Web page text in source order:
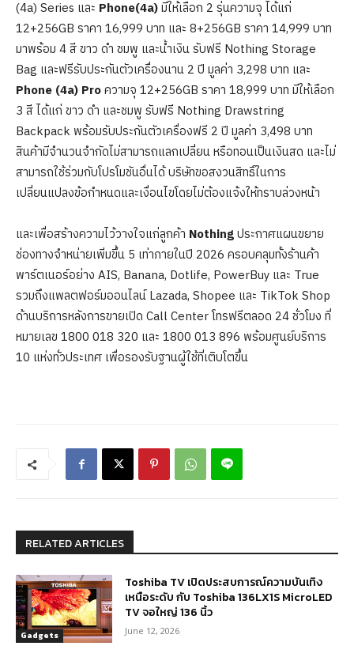
(4a) Series และ Phone(4a)มีให้เลือก 2 รุ่นความจุ ได้แก่
12+256GB ราคา 16,999 บาท และ 8+256GB ราคา 14,999 บาท
มาพร้อม 4 สี ขาว ดำ ชมพู และน้ำเงิน รับฟรี Nothing Storage
Bag และฟรีรับประกันตัวเครื่องนาน 2 ปี มูลค่า 3,298 บาท และ
Phone (4a) Proความจุ 12+256GB ราคา 18,999 บาท มีให้เลือก
3 สี ได้แก่ ขาว ดำ และชมพู รับฟรี Nothing Drawstring
Backpack พร้อมรับประกันตัวเครื่องฟรี 2 ปี มูลค่า 3,498 บาท
สินค้ามีจำนวนจำกัดไม่สามารถแลกเปลี่ยน หรือทอนเป็นเงินสด และไม่
สามารถใช้ร่วมกับโปรโมชันอื่นได้ บริษัทขอสงวนสิทธิ์ในการ
เปลี่ยนแปลงข้อกำหนดและเงื่อนไขโดยไม่ต้องแจ้งให้ทราบล่วงหน้า
และเพื่อสร้างความไว้วางใจแก่ลูกค้า Nothingประกาศแผนขยาย
ช่องทางจำหน่ายเพิ่มขึ้น 5 เท่าภายในปี 2026 ครอบคลุมทั้งร้านค้า
พาร์ตเนอร์อย่าง AIS, Banana, Dotlife, PowerBuy และ True
รวมถึงแพลตฟอร์มออนไลน์ Lazada, Shopee และ TikTok Shop
ด้านบริการหลังการขายเปิด Call Center โทรฟรีตลอด 24 ชั่วโมง ที่
หมายเลข 1800 018 320 และ 1800 013 896 พร้อมศูนย์บริการ
10 แห่งทั่วประเทศ เพื่อรองรับฐานผู้ใช้ที่เติบโตขึ้น
RELATED ARTICLES
Gadgets
Toshiba TV เปิดประสบการณ์ความบันเทิง
เหนือระดับ กับ Toshiba 136LX1S MicroLED
TV จอใหญ่ 136 นิ้ว
June 12, 2026